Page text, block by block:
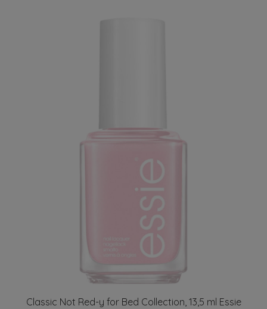
Classic Not Red-y for Bed Collection, 13,5 ml Essie